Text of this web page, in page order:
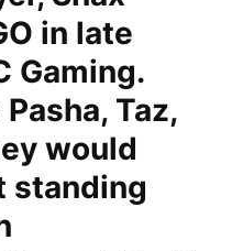
in late
Gaming.
Taz,
would
standing